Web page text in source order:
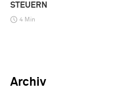
STEUERN
4 Min
Archiv